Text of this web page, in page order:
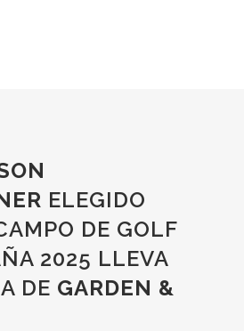
ELEGIDO
DE GOLF
2025 LLEVA
DE GARDEN &